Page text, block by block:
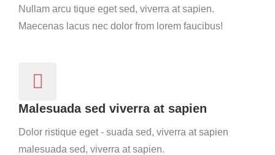
Nullam arcu tique eget sed, viverra at sapien.
Maecenas lacus nec dolor from lorem faucibus!
Malesuada sed viverra at sapien
Dolor ristique eget - suada sed, viverra at sapien
malesuada sed, viverra at sapien.